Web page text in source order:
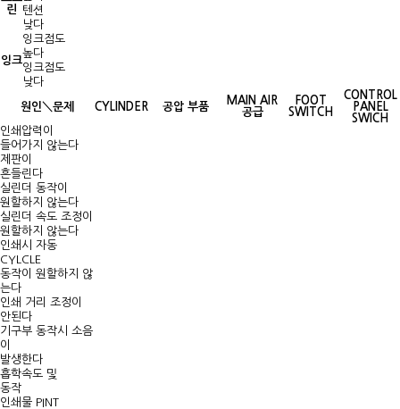
린
텐션
낮다
잉크
잉크점도
높다
잉크점도
낮다
원인＼문제 CYLINDER 공압 부품
MAIN AIR
공급
FOOT
SWITCH
CONTROL
PANEL
SWICH
인쇄압력이
들어가지 않는다
제판이
흔들린다
실린더 동작이
원할하지 않는다
실린더 속도 조정이
원할하지 않는다
인쇄시 자동
CYLCLE
동작이 원할하지 않
는다
인쇄 거리 조정이
안된다
기구부 동작시 소음
이
발생한다
흡학속도 및
동작
인쇄물 PINT